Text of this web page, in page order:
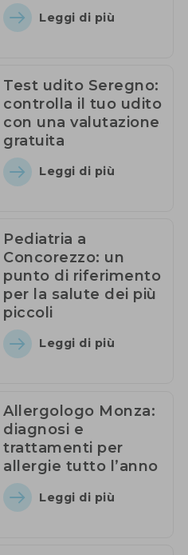
Leggi di più
Test udito Seregno:
controlla il tuo udito
con una valutazione
gratuita
Leggi di più
Pediatria a
Concorezzo: un
punto di riferimento
per la salute dei più
piccoli
Leggi di più
Allergologo Monza:
diagnosi e
trattamenti per
allergie tutto l’anno
Leggi di più